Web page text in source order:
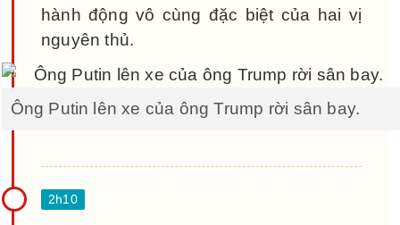
hành động vô cùng đặc biệt của hai vị
nguyên thủ.
Ông Putin lên xe của ông Trump rời sân bay.